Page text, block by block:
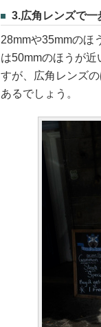
3.広角レンズで
28mmや35mmのほ
は50mmのほうが
すが、広角レンズ
あるでしょう。